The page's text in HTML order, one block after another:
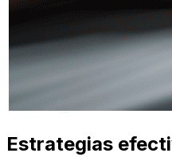
Estrategias